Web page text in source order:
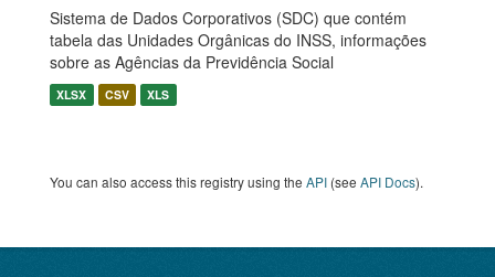
Sistema de Dados Corporativos (SDC) que contém
tabela das Unidades Orgânicas do INSS, informações
sobre as Agências da Previdência Social
XLSX CSV XLS
You can also access this registry using the API (see API Docs).